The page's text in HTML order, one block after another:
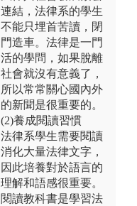
連結，法律系的學生
不能只埋首苦讀，閉
門造車。法律是一門
活的學問，如果脫離
社會就沒有意義了，
所以常常關心國內外
的新聞是很重要的。
(2)養成閱讀習慣
法律系學生需要閱讀
消化大量法律文字，
因此培養對於語言的
理解和語感很重要。
閱讀教科書是學習法